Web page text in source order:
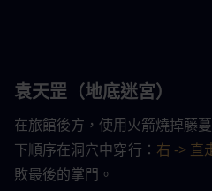
袁天罡（地底迷宮）
在旅館後方，使用火箭燒掉藤
下順序在洞穴中穿行： 右 -> 直
敗最後的掌門。